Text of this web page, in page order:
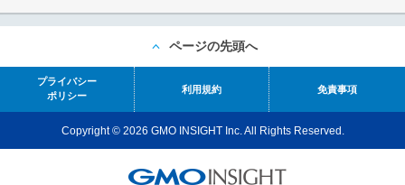
ページの先頭へ
プライバシー
ポリシー
利用規約 免責事項
Copyright © 2026 GMO INSIGHT Inc. All Rights Reserved.